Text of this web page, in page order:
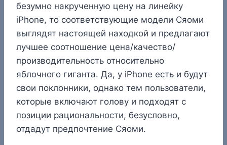
безумно накрученную цену на линейку
iPhone, то соответствующие модели Сяоми
выглядят настоящей находкой и предлагают
лучшее соотношение цена/качество/
производительность относительно
яблочного гиганта. Да, у iPhone есть и будут
свои поклонники, однако тем пользователи,
которые включают голову и подходят с
позиции рациональности, безусловно,
отдадут предпочтение Сяоми.